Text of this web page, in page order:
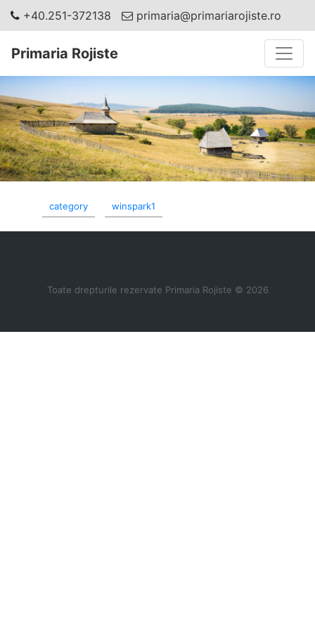
+40.251-372138 primaria@primariarojiste.ro
Primaria Rojiste
category winspark1
Toate drepturile rezervate Primaria Rojiste © 2026